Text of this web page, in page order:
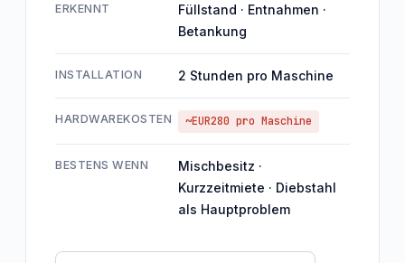
ERKENNT
Füllstand · Entnahmen ·
Betankung
INSTALLATION 2 Stunden pro Maschine
HARDWAREKOSTEN ~EUR280 pro Maschine
BESTENS WENN
Mischbesitz ·
Kurzzeitmiete · Diebstahl
als Hauptproblem